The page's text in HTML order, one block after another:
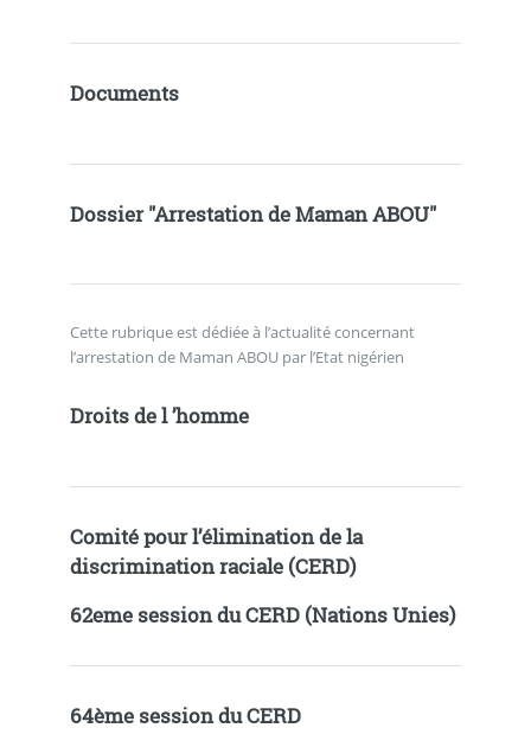
Documents
Dossier "Arrestation de Maman ABOU"
Cette rubrique est dédiée à l’actualité concernant
l’arrestation de Maman ABOU par l’Etat nigérien
Droits de l ’homme
Comité pour l’élimination de la
discrimination raciale (CERD)
62eme session du CERD (Nations Unies)
64ème session du CERD